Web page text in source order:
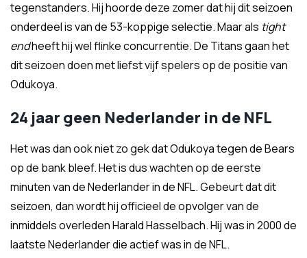
tegenstanders. Hij hoorde deze zomer dat hij dit seizoen
onderdeel is van de 53-koppige selectie. Maar als tight
endheeft hij wel flinke concurrentie. De Titans gaan het
dit seizoen doen met liefst vijf spelers op de positie van
Odukoya.
24 jaar geen Nederlander in de NFL
Het was dan ook niet zo gek dat Odukoya tegen de Bears
op de bank bleef. Het is dus wachten op de eerste
minuten van de Nederlander in de NFL. Gebeurt dat dit
seizoen, dan wordt hij officieel de opvolger van de
inmiddels overleden Harald Hasselbach. Hij was in 2000 de
laatste Nederlander die actief was in de NFL.